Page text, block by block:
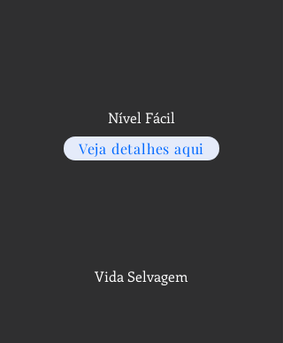
Nível Fácil
Vida Selvagem
Veja detalhes aqui